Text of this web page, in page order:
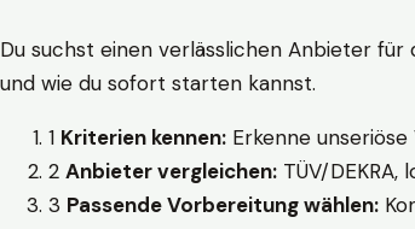
Du suchst einen verlässlichen Anbieter
und wie du sofort starten kannst.
1 Kriterien kennen: Erkenne
2 Anbieter vergleichen: TÜV/
3 Passende Vorbereitung wählen: